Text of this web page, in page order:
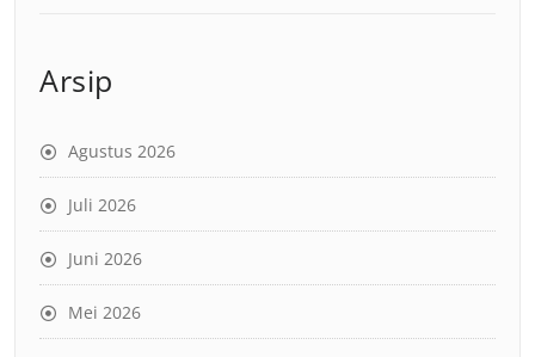
Arsip
Agustus 2026
Juli 2026
Juni 2026
Mei 2026